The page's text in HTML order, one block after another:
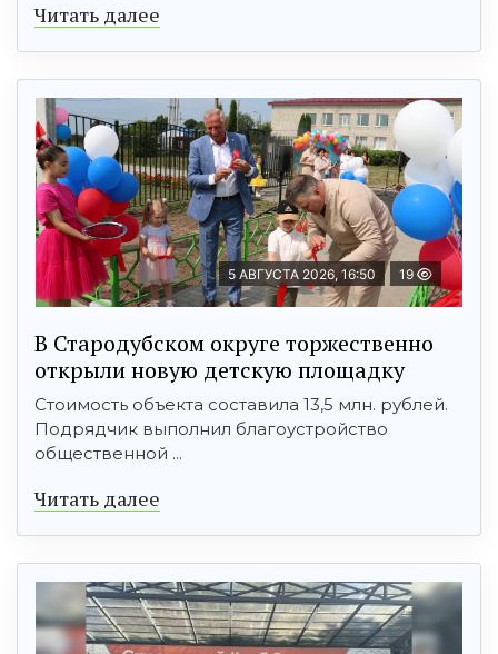
Читать далее
5 АВГУСТА 2026, 16:50 19
В Стародубском округе торжественно
открыли новую детскую площадку
Стоимость объекта составила 13,5 млн. рублей.
Подрядчик выполнил благоустройство
общественной ...
Читать далее